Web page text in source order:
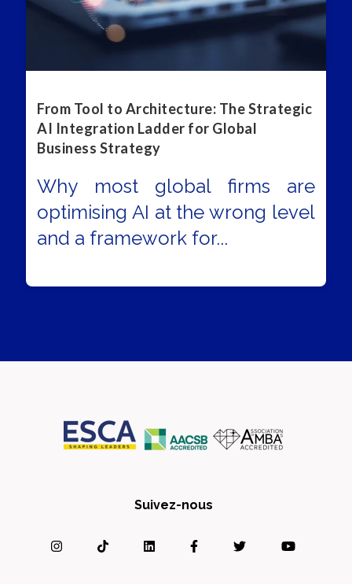
From Tool to Architecture: The Strategic
AI Integration Ladder for Global
Business Strategy
Why most global firms are
optimising AI at the wrong level
and a framework for...
Suivez-nous